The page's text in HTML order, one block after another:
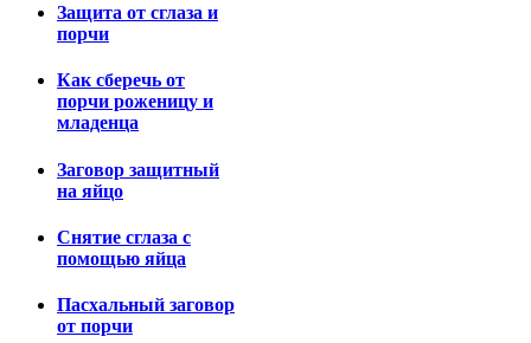
Защита от сглаза и
порчи
Как сберечь от
порчи роженицу и
младенца
Заговор защитный
на яйцо
Снятие сглаза с
помощью яйца
Пасхальный заговор
от порчи